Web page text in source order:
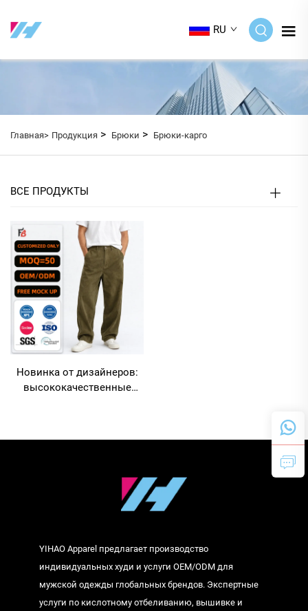
RU
Главная> Продукция > Брюки > Брюки-карго
ВСЕ ПРОДУКТЫ
Новинка от дизайнеров:
высококачественные
YIHAO Apparel предлагает производство
индивидуальных худи и услуги OEM/ODM для
мужской одежды глобальных брендов. Экспертные
услуги по кислотному отбеливанию, вышивке и